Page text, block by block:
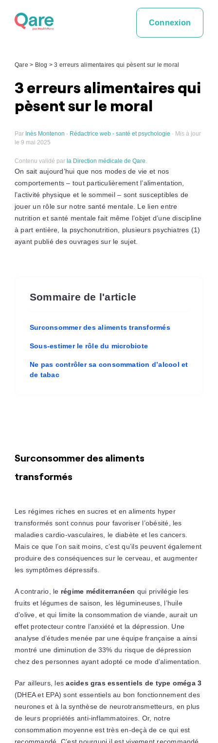
Connexion
Qare > Blog >3 erreurs alimentaires qui pèsent sur le moral
3 erreurs alimentaires qui
pèsent sur le moral
Par Inès Montenon · Rédactrice web - santé et psychologie · Mis à jour
le 9 mai 2025
Contenu validé par la Direction médicale de Qare.
On sait aujourd’hui que nos modes de vie et nos
comportements – tout particulièrement l’alimentation,
l’activité physique et le sommeil – sont susceptibles de
jouer un rôle sur notre santé mentale. Le lien entre
nutrition et santé mentale fait même l’objet d’une discipline
à part entière, la psychonutrition, plusieurs psychiatres (1)
ayant publié des ouvrages sur le sujet.
Sommaire de l'article
Surconsommer des aliments transformés
Sous-estimer le rôle du microbiote
Ne pas contrôler sa consommation d’alcool et
de tabac
Surconsommer des aliments
transformés
Les régimes riches en sucres et en aliments hyper
transformés sont connus pour favoriser l’obésité, les
maladies cardio-vasculaires, le diabète et les cancers.
Mais ce que l’on sait moins, c’est qu’ils peuvent également
produire des conséquences sur le cerveau, et augmenter
les symptômes dépressifs.
A contrario, le régime méditerranéen qui privilégie les
fruits et légumes de saison, les légumineuses, l’huile
d’olive, et qui limite la consommation de viande, aurait un
effet protecteur contre l’anxiété et la dépression. Une
analyse d’études menée par une équipe française a ainsi
montré une diminution de 33% du risque de dépression
chez des personnes ayant adopté ce mode d’alimentation.
Par ailleurs, lesacides gras essentiels de type oméga 3
(DHEA et EPA) sont essentiels au bon fonctionnement des
neurones et à la synthèse de neurotransmetteurs, en plus
de leurs propriétés anti-inflammatoires. Or, notre
consommation moyenne est très en-deçà de ce qui est